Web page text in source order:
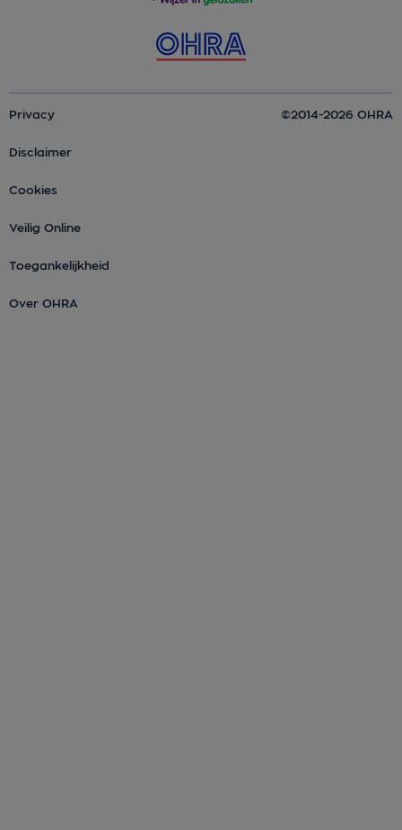
Privacy
Disclaimer
Cookies
Veilig Online
Toegankelijkheid
Over OHRA
©2014-2026 OHRA